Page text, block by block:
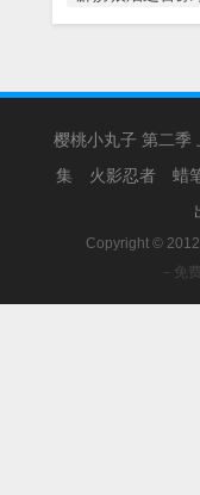
樱桃小丸子 第二季
集
火影忍者 蜡
Copyright ©
－免